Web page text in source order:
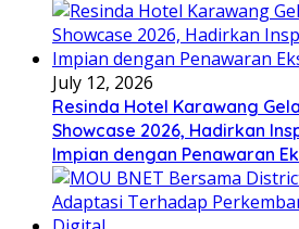
July 12, 2026
Resinda Hotel Karawang
Showcase 2026, Hadirkan
Impian dengan Penawaran